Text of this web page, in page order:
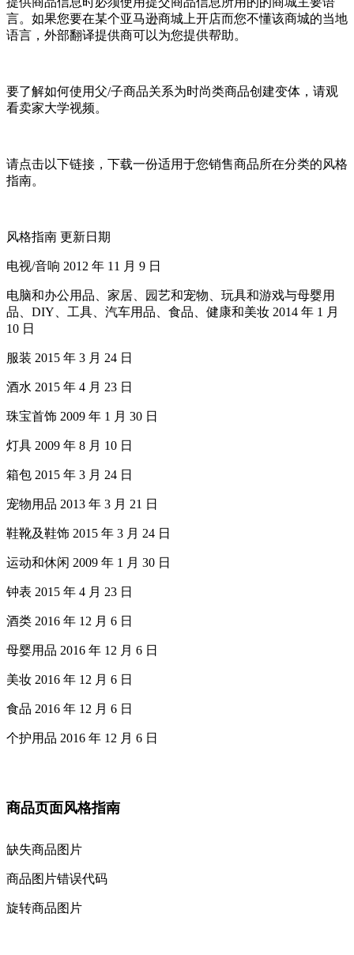
言。如果您要在某个亚马逊商城上开店而您不懂该商城的当地
语言，外部翻译提供商可以为您提供帮助。
要了解如何使用父/子商品关系为时尚类商品创建变体，请观
看卖家大学视频。
请点击以下链接，下载一份适用于您销售商品所在分类的风格
指南。
风格指南 更新日期
电视/音响 2012 年 11 月 9 日
电脑和办公用品、家居、园艺和宠物、玩具和游戏与母婴用
品、DIY、工具、汽车用品、食品、健康和美妆 2014 年 1 月
10 日
服装 2015 年 3 月 24 日
酒水 2015 年 4 月 23 日
珠宝首饰 2009 年 1 月 30 日
灯具 2009 年 8 月 10 日
箱包 2015 年 3 月 24 日
宠物用品 2013 年 3 月 21 日
鞋靴及鞋饰 2015 年 3 月 24 日
运动和休闲 2009 年 1 月 30 日
钟表 2015 年 4 月 23 日
酒类 2016 年 12 月 6 日
母婴用品 2016 年 12 月 6 日
美妆 2016 年 12 月 6 日
食品 2016 年 12 月 6 日
个护用品 2016 年 12 月 6 日
商品页面风格指南
缺失商品图片
商品图片错误代码
旋转商品图片